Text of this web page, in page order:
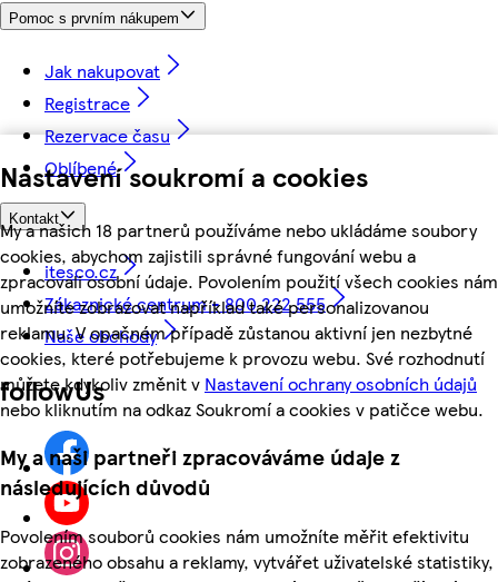
Nastavení soukromí a cookies
My a našich 18 partnerů používáme nebo ukládáme soubory
cookies, abychom zajistili správné fungování webu a
zpracovali osobní údaje. Povolením použití všech cookies nám
umožníte zobrazovat například také personalizovanou
reklamu. V opačném případě zůstanou aktivní jen nezbytné
cookies, které potřebujeme k provozu webu. Své rozhodnutí
můžete kdykoliv změnit v Nastavení ochrany osobních údajů
nebo kliknutím na odkaz Soukromí a cookies v patičce webu.
My a naši partneři zpracováváme údaje z
následujících důvodů
Povolením souborů cookies nám umožníte měřit efektivitu
zobrazeného obsahu a reklamy, vytvářet uživatelské statistiky,
Pomoc s prvním nákupem
Jak nakupovat
Registrace
Rezervace času
Oblíbené
Kontakt
itesco.cz
Zákaznické centrum - 800 222 555
Naše obchody
followUs